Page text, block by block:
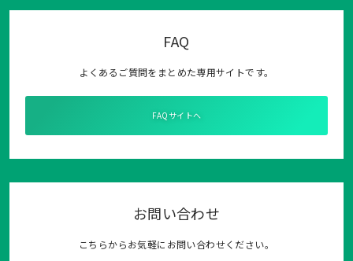
FAQ
よくあるご質問をまとめた専用サイトです。
FAQサイトへ
お問い合わせ
こちらからお気軽にお問い合わせください。